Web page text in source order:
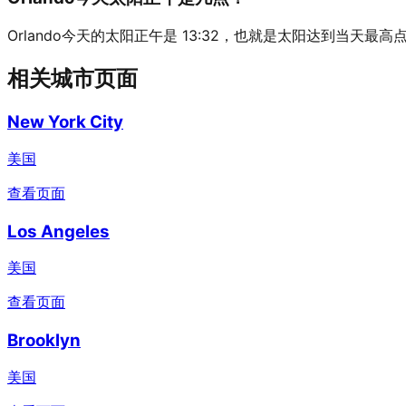
Orlando今天的太阳正午是 13:32，也就是太阳达到当天最高点
相关城市页面
New York City
美国
查看页面
Los Angeles
美国
查看页面
Brooklyn
美国